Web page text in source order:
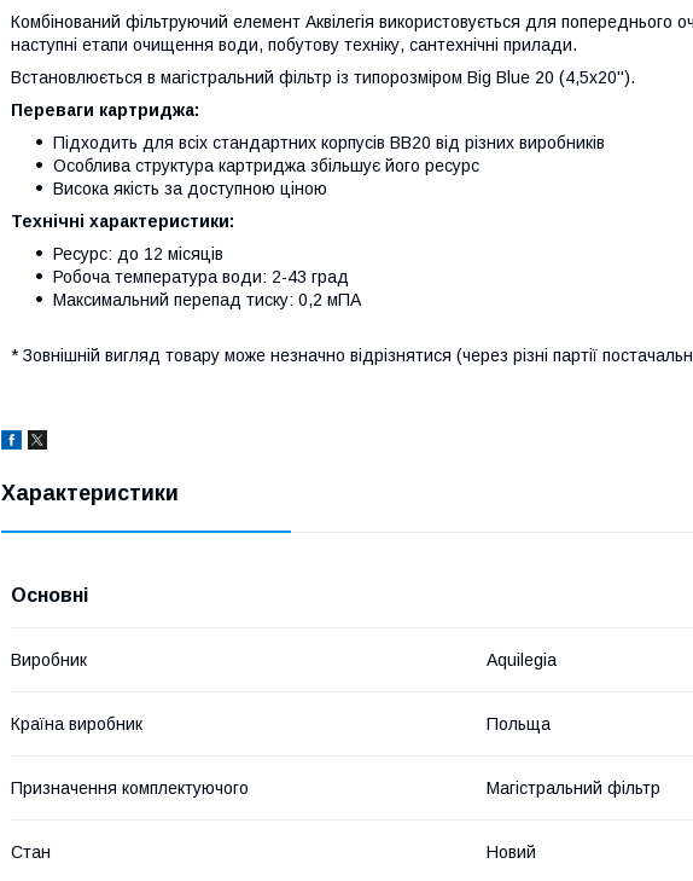
Комбінований фільтруючий елемент Аквілегія використовується для
наступні етапи очищення води, побутову техніку, сантехнічні прилади.
Встановлюється в магістральний фільтр із типорозміром Big Blue 20 (4,5х20'').
Переваги картриджа:
Підходить для всіх стандартних корпусів BB20 від різних виробників
Особлива структура картриджа збільшує його ресурс
Висока якість за доступною ціною
Технічні характеристики:
Ресурс: до 12 місяців
Робоча температура води: 2-43 град
Максимальний перепад тиску: 0,2 мПА
* Зовнішній вигляд товару може незначно відрізнятися (через різні партії
Характеристики
Основні
Виробник Aquilegia
Країна виробник Польща
Призначення комплектуючого Магістральний фільтр
Стан Новий